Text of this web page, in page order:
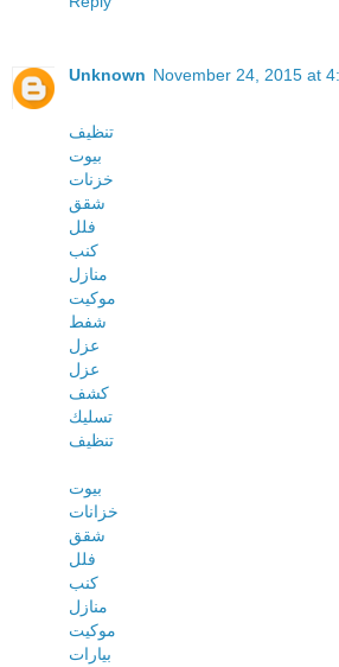
Unknown November 24, 2015 at
تنظيف
بيوت
خزنات
شقق
فلل
كنب
منازل
موكيت
شفط
عزل
عزل
كشف
تسليك
تنظيف
بيوت
خزانات
شقق
فلل
كنب
منازل
موكيت
بيارات